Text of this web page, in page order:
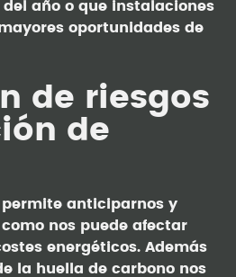
año o que instalaciones
oportunidades de
de riesgos
de
permite anticiparnos y
nos puede afectar
energéticos. Además
la huella de carbono nos